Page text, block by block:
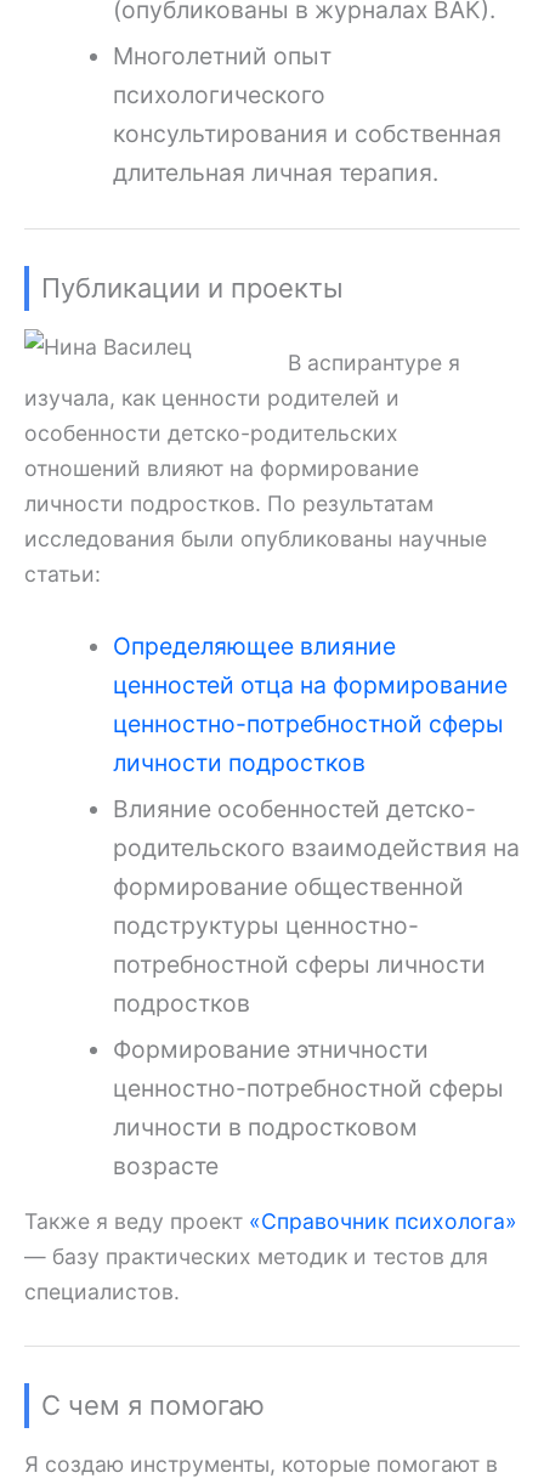
(опубликованы в журналах ВАК).
Многолетний опыт
психологического
консультирования и собственная
длительная личная терапия.
Публикации и проекты
В аспирантуре я
изучала, как ценности родителей и
особенности детско-родительских
отношений влияют на формирование
личности подростков. По результатам
исследования были опубликованы научные
статьи:
Определяющее влияние
ценностей отца на формирование
ценностно-потребностной сферы
личности подростков
Влияние особенностей детско-
родительского взаимодействия на
формирование общественной
подструктуры ценностно-
потребностной сферы личности
подростков
Формирование этничности
ценностно-потребностной сферы
личности в подростковом
возрасте
Также я веду проект «Справочник психолога»
— базу практических методик и тестов для
специалистов.
С чем я помогаю
Я создаю инструменты, которые помогают в